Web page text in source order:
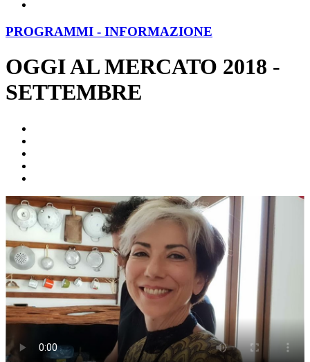
PROGRAMMI - INFORMAZIONE
OGGI AL MERCATO 2018 -
SETTEMBRE